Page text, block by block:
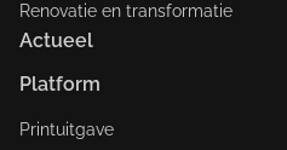
Renovatie en transformatie
Actueel
Platform
Printuitgave